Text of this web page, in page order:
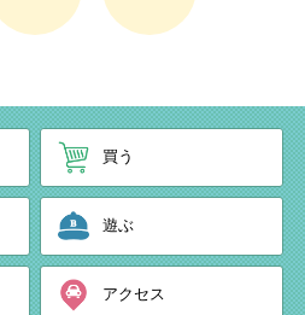
買う
遊ぶ
アクセス